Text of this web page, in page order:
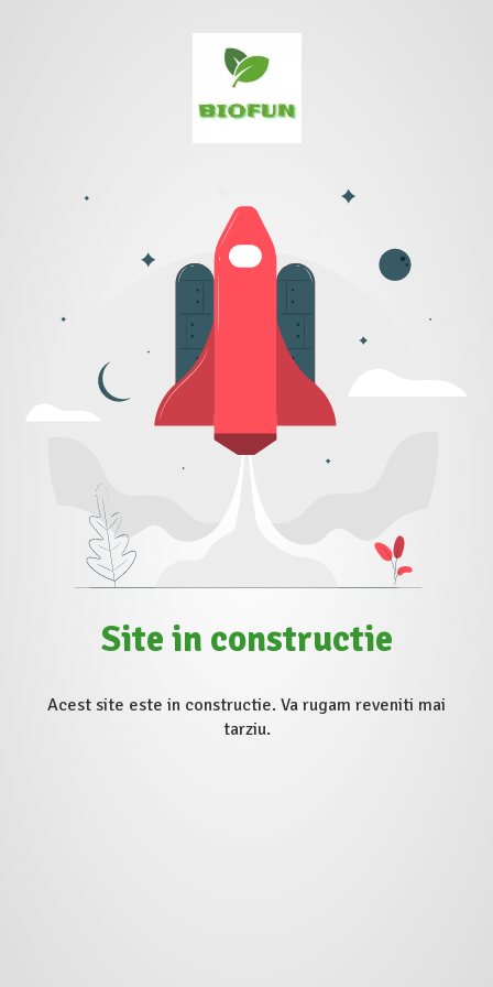
Site in constructie
Acest site este in constructie. Va rugam reveniti mai
tarziu.